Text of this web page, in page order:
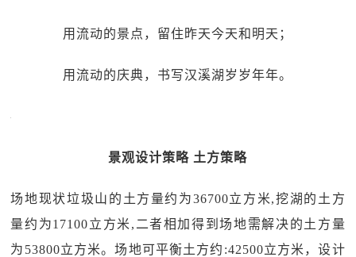
用流动的景点，留住昨天今天和明天；
用流动的庆典，书写汉溪湖岁岁年年。
景观设计策略 土方策略
场地现状垃圾山的土方量约为36700立方米,挖湖的土方
量约为17100立方米,二者相加得到场地需解决的土方量
为53800立方米。场地可平衡土方约:42500立方米，设计